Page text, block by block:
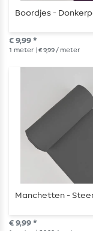
Boordjes -
€ 9,99 *
1 meter | € 9,99 / meter
Manchetten -
€ 9,99 *